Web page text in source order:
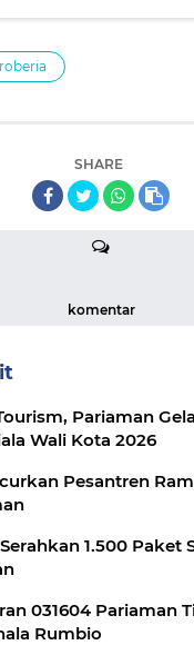
roberia
SHARE
komentar
Pariaman
Wali Kota 2026
Pesantren
1.500 Paket
031604 Pariaman
Rumbio